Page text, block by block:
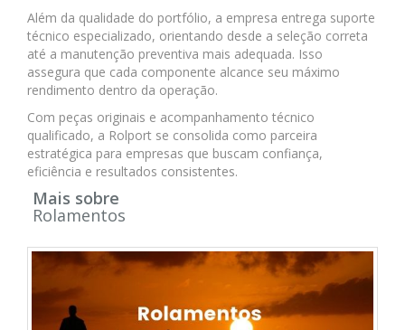
Além da qualidade do portfólio, a empresa entrega suporte
técnico especializado, orientando desde a seleção correta
até a manutenção preventiva mais adequada. Isso
assegura que cada componente alcance seu máximo
rendimento dentro da operação.
Com peças originais e acompanhamento técnico
qualificado, a Rolport se consolida como parceira
estratégica para empresas que buscam confiança,
eficiência e resultados consistentes.
Mais sobre
Rolamentos